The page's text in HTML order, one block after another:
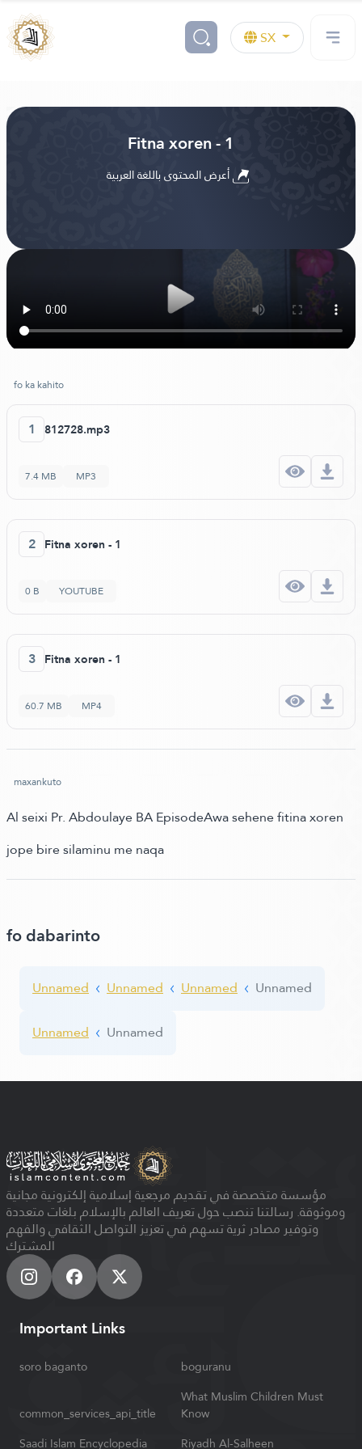
SX
Fitna xoren - 1
fo ka kahito
1 812728.mp3
7.4 MB MP3
2 Fitna xoren - 1
0 B YOUTUBE
3 Fitna xoren - 1
60.7 MB MP4
maxankuto
Al seixi Pr. Abdoulaye BA EpisodeAwa sehene fitina xoren
jope bire silaminu me naqa
fo dabarinto
Unnamed Unnamed Unnamed
Unnamed
Unnamed
Unnamed
مؤسسة متخصصة في تقديم مرجعية إسلامية إلكترونية مجانية
وموثوقة. رسالتنا تنصب حول تعريف العالم بالإسلام بلغات متعددة
وتوفير مصادر ثرية تسهم في تعزيز التواصل الثقافي والفهم
المشترك
Important Links
soro baganto boguranu
common_services_api_title
What Muslim Children Must
Know
Saadi Islam Encyclopedia
Riyadh Al-Salheen